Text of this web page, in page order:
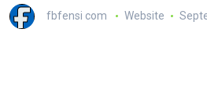
fbfensi com Website